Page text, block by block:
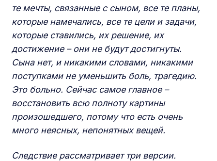
те мечты, связанные с сыном, все те планы,
которые намечались, все те цели и задачи,
которые ставились, их решение, их
достижение – они не будут достигнуты.
Сына нет, и никакими словами, никакими
поступками не уменьшить боль, трагедию.
Это больно. Сейчас самое главное –
восстановить всю полноту картины
произошедшего, потому что есть очень
много неясных, непонятных вещей.
Следствие рассматривает три версии.